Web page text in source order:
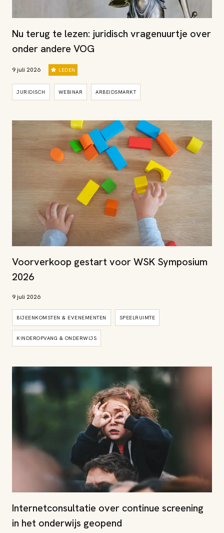
Nu terug te lezen: juridisch vragenuurtje over
onder andere VOG
9 juli 2026 LEDEN
JURIDISCH WEBINAR ARBEIDSMARKT
Voorverkoop gestart voor WSK Symposium
2026
9 juli 2026
BIJEENKOMSTEN & EVENEMENTEN SPEELRUIMTE
KINDEROPVANG & ONDERWIJS
Internetconsultatie over continue screening
in het onderwijs geopend